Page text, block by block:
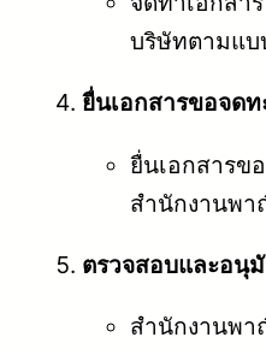
บริษัทตามแ
ยื่นเอกสารขอจด
ยื่นเอกสารข
สำนักงานพ
ตรวจสอบและอนุ
สำนักงานพา